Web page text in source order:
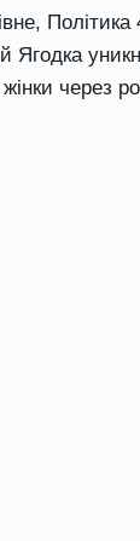
, Політика
Ягодка
через